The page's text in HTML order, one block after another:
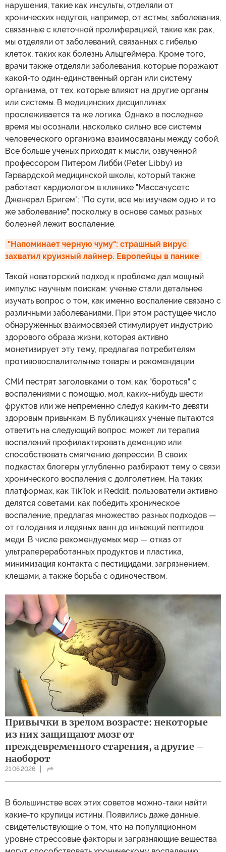
нарушения, такие как инсульты, отделяли от
хронических недугов, например, от астмы; заболевания,
связанные с клеточной пролиферацией, такие как рак,
мы отделяли от заболеваний, связанных с гибелью
клеток, таких как болезнь Альцгеймера. Кроме того,
врачи также отделяли заболевания, которые поражают
какой-то один-единственный орган или систему
организма, от тех, которые влияют на другие органы
или системы. В медицинских дисциплинах
прослеживается та же логика. Однако в последнее
время мы осознали, насколько сильно все системы
человеческого организма взаимосвязаны между собой.
Все больше ученых приходят к мысли, озвученной
профессором Питером Либби (Peter Libby) из
Гарвардской медицинской школы, который также
работает кардиологом в клинике "Массачусетс
Дженерал Бригем": "По сути, все мы изучаем одно и то
же заболевание", поскольку в основе самых разных
болезней лежит воспаление.
"Напоминает черную чуму": страшный вирус
захватил круизный лайнер. Европейцы в панике
Такой новаторский подход к проблеме дал мощный
импульс научным поискам: ученые стали детальнее
изучать вопрос о том, как именно воспаление связано с
различными заболеваниями. При этом растущее число
обнаруженных взаимосвязей стимулирует индустрию
здорового образа жизни, которая активно
монетизирует эту тему, предлагая потребителям
противовоспалительные товары и рекомендации.
СМИ пестрят заголовками о том, как "бороться" с
воспалениями с помощью, мол, каких-нибудь шести
фруктов или же непременно следуя каким-то девяти
здоровым привычкам. В публикациях ученые пытаются
ответить на следующий вопрос: может ли терапия
воспалений профилактировать деменцию или
способствовать смягчению депрессии. В своих
подкастах блогеры углубленно разбирают тему о связи
хронического воспаления с долголетием. На таких
платформах, как TikTok и Reddit, пользователи активно
делятся советами, как победить хроническое
воспаление, предлагая множество разных подходов —
от голодания и ледяных ванн до инъекций пептидов
меди. В числе рекомендуемых мер — отказ от
ультрапереработанных продуктов и пластика,
минимизация контакта с пестицидами, загрязнением,
клещами, а также борьба с одиночеством.
Привычки в зрелом возрасте: некоторые
из них защищают мозг от
преждевременного старения, а другие –
наоборот
21.06.2026
В большинстве всех этих советов можно-таки найти
какие-то крупицы истины. Появились даже данные,
свидетельствующие о том, что на популяционном
уровне стрессовые факторы и загрязняющие вещества